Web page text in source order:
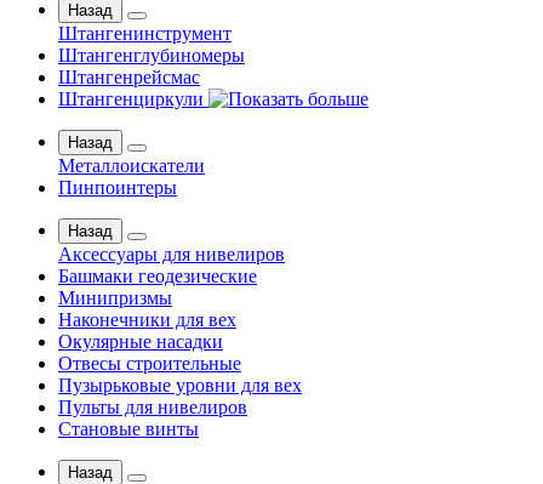
Назад
Штангенинструмент
Штангенглубиномеры
Штангенрейсмас
Штангенциркули
Назад
Металлоискатели
Пинпоинтеры
Назад
Аксессуары для нивелиров
Башмаки геодезические
Минипризмы
Наконечники для вех
Окулярные насадки
Отвесы строительные
Пузырьковые уровни для вех
Пульты для нивелиров
Становые винты
Назад